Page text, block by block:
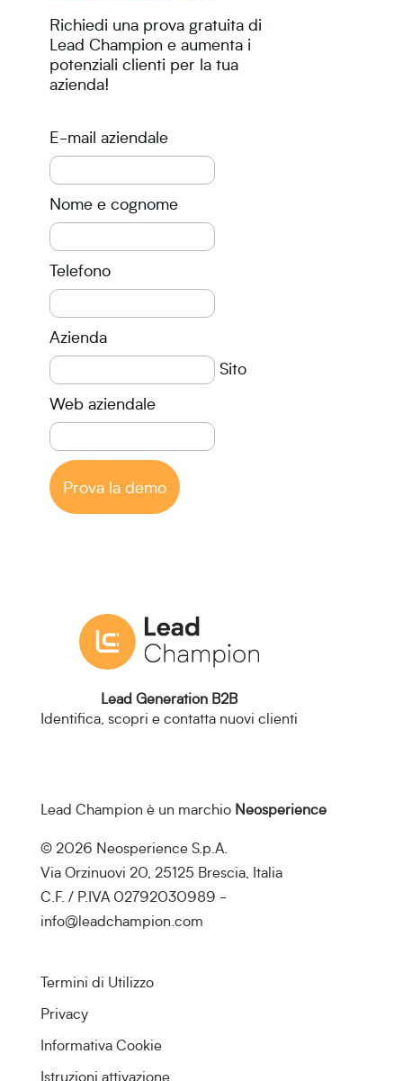
Richiedi una prova gratuita di
Lead Champion e aumenta i
potenziali clienti per la tua
azienda!
E-mail aziendale
Nome e cognome
Telefono
Azienda
Sito
Web aziendale
Prova la demo
Lead Generation B2B
Identifica, scopri e contatta nuovi clienti
Lead Champion è un marchio Neosperience
© 2026 Neosperience S.p.A.
Via Orzinuovi 20, 25125 Brescia, Italia
C.F. / P.IVA 02792030989 -
info@leadchampion.com
Termini di Utilizzo
Privacy
Informativa Cookie
Istruzioni attivazione